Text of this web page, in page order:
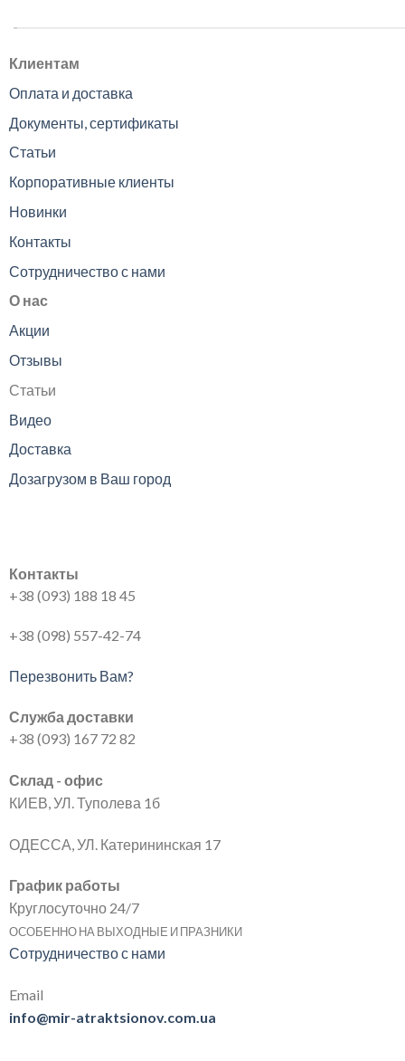
Клиентам
Оплата и доставка
Документы, сертификаты
Статьи
Корпоративные клиенты
Новинки
Контакты
Сотрудничество с нами
О нас
Акции
Отзывы
Статьи
Видео
Доставка
Дозагрузом в Ваш город
Контакты
+38 (093) 188 18 45
+38 (098) 557-42-74
Перезвонить Вам?
Служба доставки
+38 (093) 167 72 82
Склад - офис
КИЕВ, УЛ. Туполева 1б
ОДЕССА, УЛ. Катерининская 17
График работы
Круглосуточно 24/7
ОСОБЕННО НА ВЫХОДНЫЕ И ПРАЗНИКИ
Сотрудничество с нами
Email
info@mir-atraktsionov.com.ua